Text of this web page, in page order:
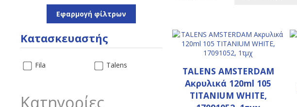
Εφαρμογή φίλτρων
Κατασκευαστής
Fila Talens
Κατηγορίες
TALENS AMSTERDAΜ
Ακρυλικά 120ml 105
TITANIUM WHITE,